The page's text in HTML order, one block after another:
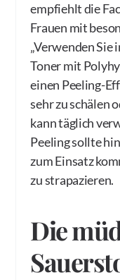
empfiehlt die
Frauen mit
„Verwenden
Toner mit
einen Peeling-
sehr zu schälen
kann täglich
Peeling sollte
zum Einsatz
zu strapazieren.
Die